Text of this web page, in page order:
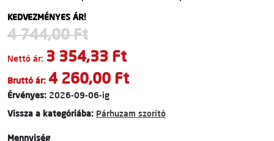
KEDVEZMÉNYES ÁR!
4 744,00 Ft
Nettó ár: 3 354,33 Ft
Bruttó ár: 4 260,00 Ft
Érvényes: 2026-09-06-ig
Vissza a kategóriába: Párhuzam szorító
Mennyiség